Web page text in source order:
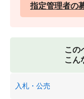
指定管理者の
この
こん
入札・公売